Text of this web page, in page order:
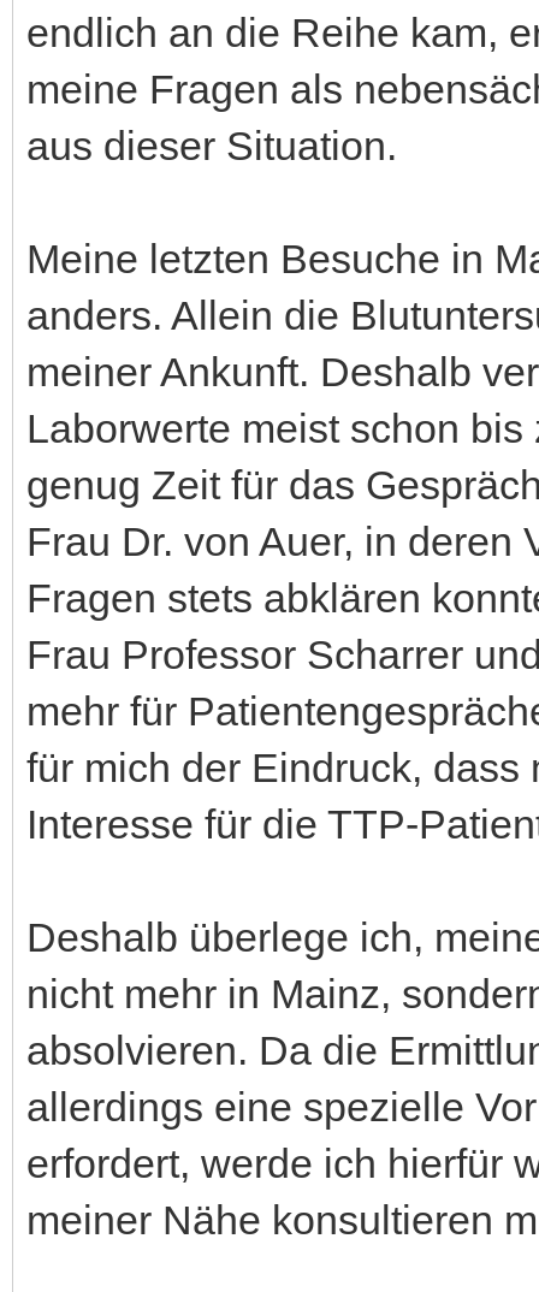
endlich an die Reihe kam,
meine Fragen als
aus dieser Situation.
Meine letzten Besuche in
anders. Allein die
meiner Ankunft. Deshalb
Laborwerte meist schon
genug Zeit für das
Frau Dr. von Auer, in deren
Fragen stets abklären
Frau Professor Scharrer
mehr für
für mich der Eindruck,
Interesse für die TTP-
Deshalb überlege ich,
nicht mehr in Mainz,
absolvieren. Da die
allerdings eine spezielle
erfordert, werde ich hierfür
meiner Nähe konsultieren